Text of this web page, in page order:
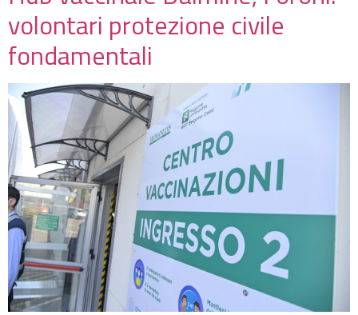
volontari protezione civile
fondamentali